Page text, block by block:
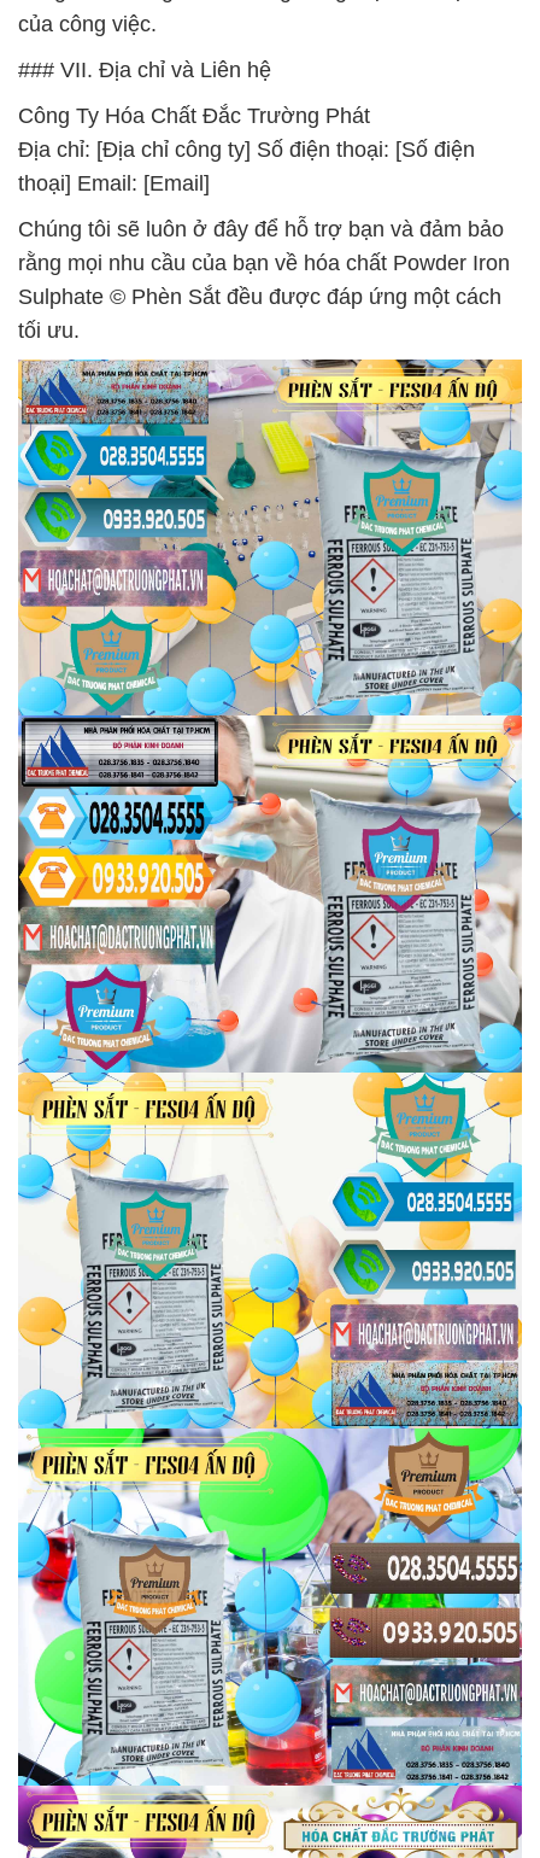
của công việc.
### VII. Địa chỉ và Liên hệ
Công Ty Hóa Chất Đắc Trường Phát
Địa chỉ: [Địa chỉ công ty] Số điện thoại: [Số điện
thoại] Email: [Email]
Chúng tôi sẽ luôn ở đây để hỗ trợ bạn và đảm bảo
rằng mọi nhu cầu của bạn về hóa chất Powder Iron
Sulphate © Phèn Sắt đều được đáp ứng một cách
tối ưu.